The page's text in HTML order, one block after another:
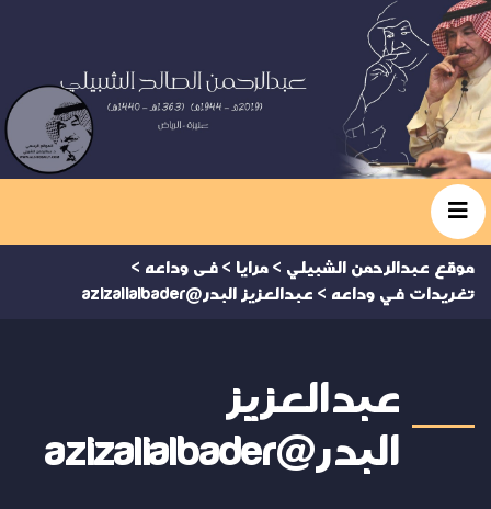
موقع عبدالرحمن الشبيلي > مرايا > فى وداعه >
تغريدات في وداعه > عبدالعزيز البدر@azizalialbader
عبدالعزيز
البدر@azizalialbader